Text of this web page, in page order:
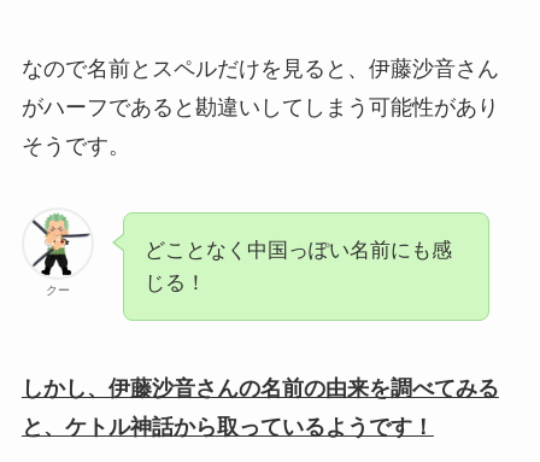
なので名前とスペルだけを見ると、伊藤沙音さん
がハーフであると勘違いしてしまう可能性があり
そうです。
クー
どことなく中国っぽい名前にも感
じる！
しかし、伊藤沙音さんの名前の由来を調べてみる
と、ケトル神話から取っているようです！